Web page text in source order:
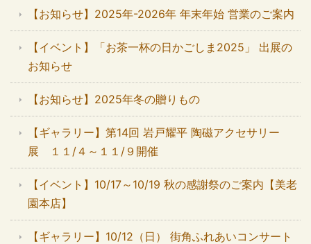
【お知らせ】2025年-2026年 年末年始 営業のご案内
【イベント】「お茶一杯の日かごしま2025」 出展の
お知らせ
【お知らせ】2025年冬の贈りもの
【ギャラリー】第14回 岩戸耀平 陶磁アクセサリー
展 １１/４～１１/９開催
【イベント】10/17～10/19 秋の感謝祭のご案内【美老
園本店】
【ギャラリー】10/12（日） 街角ふれあいコンサート